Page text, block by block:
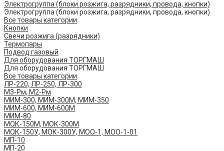
Электрогруппа (блоки розжига, разрядники, провода, кнопки)
Электрогруппа (блоки розжига, разрядники, провода, кнопки)
Все товары категории
Кнопки
Свечи розжига (разрядники)
Термопары
Подвод газовый
Для оборудования ТОРГМАШ
Для оборудования ТОРГМАШ
Все товары категории
ЛР-220, ЛР-250, ЛР-300
М3-Рм, М2-Рм
МИМ-300, МИМ-300М, МИМ-350
МИМ-600, МИМ-600М
МИМ-80
МОК-150М, МОК-300М
МОК-150У, МОК-300У, МОО-1, МОО-1-01
МП-10
МП-20